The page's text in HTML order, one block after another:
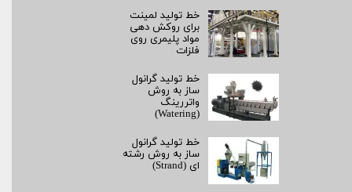
خط تولید لمینت
برای روکش‌ دهی
مواد پلیمری روی
فلزات
خط تولید گرانول
ساز به روش
واتررینگ
(Watering)
خط تولید گرانول
ساز به روش رشته‌
ای (Strand)